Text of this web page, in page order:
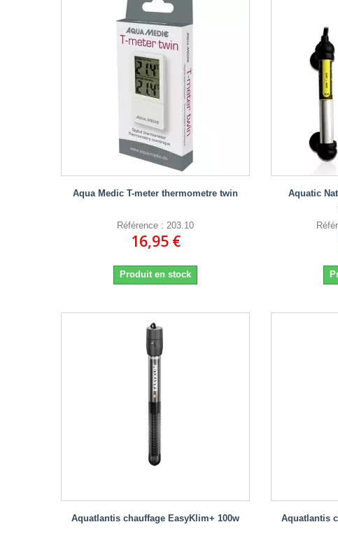
Aqua Medic T-meter thermometre twin
Référence : 203.10
16,95 €
Produit en stock
Aquatic
Aquatlantis chauffage EasyKlim+ 100w Aquatlantis